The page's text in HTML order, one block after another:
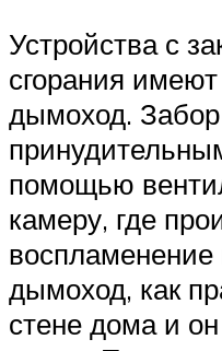
Устройства с
сгорания
дымоход. Забор
помощью
камеру, где
воспламенение
дымоход, как
стене дома и